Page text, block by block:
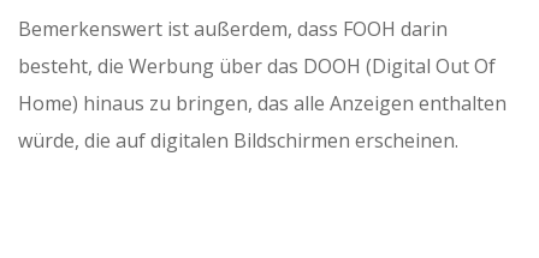
Bemerkenswert ist außerdem, dass FOOH darin
besteht, die Werbung über das DOOH (Digital Out Of
Home) hinaus zu bringen, das alle Anzeigen enthalten
würde, die auf digitalen Bildschirmen erscheinen.